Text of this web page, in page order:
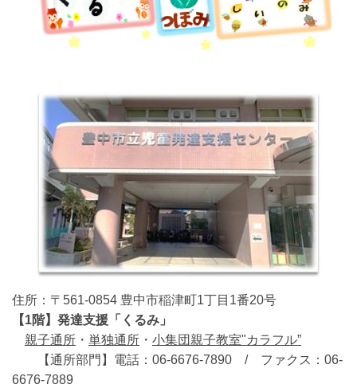
住所：〒561-0854 豊中市稲津町1丁目1番20号
【1階】発達支援「くるみ」
親子通所 ・ 単独通所 ・ 小集団親子教室"カラフル”
【通所部門】電話：06-6676-7890 / ファクス：06-
6676-7889